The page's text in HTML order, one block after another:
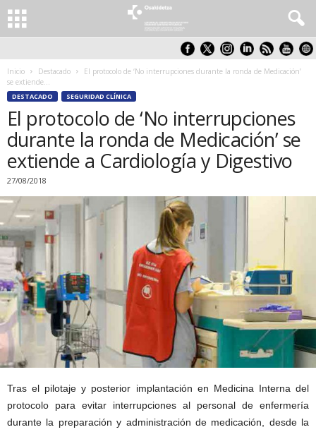
Inicio Destacado
El protocolo de ‘No interrupciones durante la ronda de Medicación’
se extiende...
DESTACADO SEGURIDAD CLÍNICA
El protocolo de ‘No interrupciones
durante la ronda de Medicación’ se
extiende a Cardiología y Digestivo
27/08/2018
Tras el pilotaje y posterior implantación en Medicina Interna del
protocolo para evitar interrupciones al personal de enfermería
durante la preparación y administración de medicación, desde la